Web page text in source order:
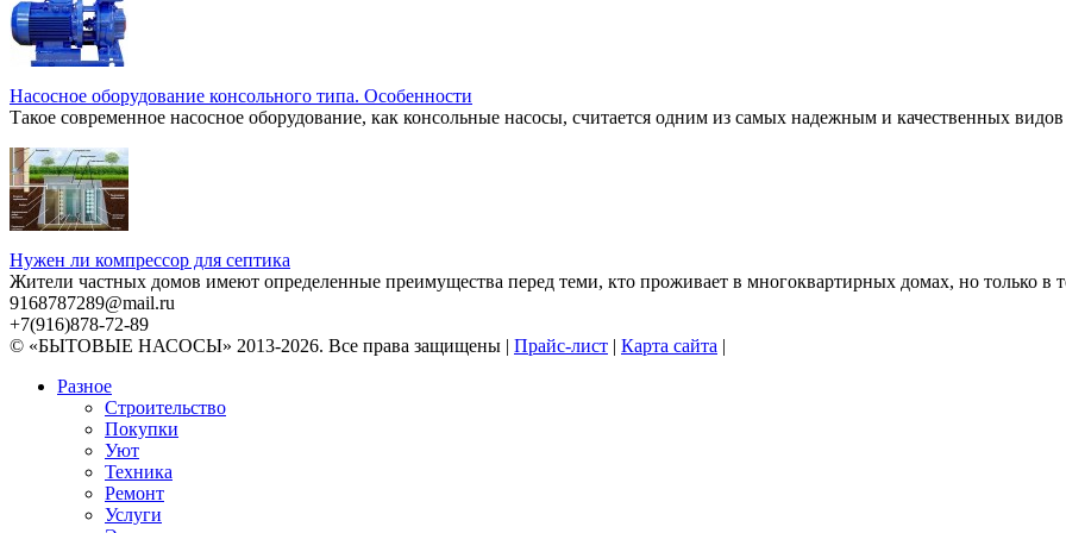
Насосное оборудование консольного типа. Особенности
Такое современное насосное оборудование, как консольные насосы, считается одним из самых надежным и качественных видов
Нужен ли компрессор для септика
Жители частных домов имеют определенные преимущества перед теми, кто проживает в многоквартирных домах, но только в
9168787289@mail.ru
+7(916)878-72-89
© «БЫТОВЫЕ НАСОСЫ» 2013-2026. Все права защищены | Прайс-лист | Карта сайта |
Разное
Строительство
Покупки
Уют
Техника
Ремонт
Услуги